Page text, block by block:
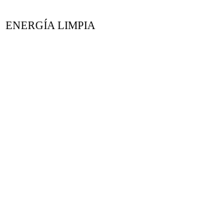
ENERGÍA LIMPIA